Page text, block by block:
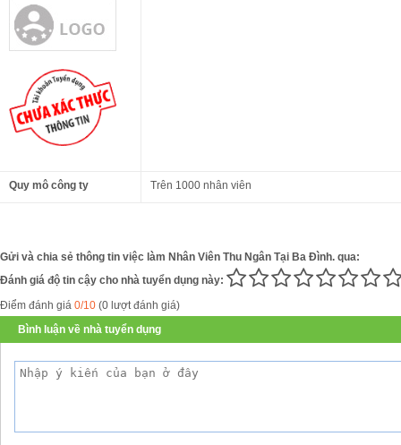
Quy mô công ty Trên 1000 nhân viên
Gửi và chia sẻ thông tin việc làm Nhân Viên Thu Ngân Tại Ba Đình. qua:
Đánh giá độ tin cậy cho nhà tuyển dụng này:
Điểm đánh giá 0/10 (0 lượt đánh giá)
Bình luận về nhà tuyển dụng